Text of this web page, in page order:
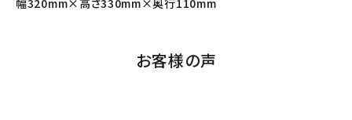
お客様の声